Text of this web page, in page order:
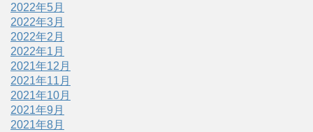
2022年5月
2022年3月
2022年2月
2022年1月
2021年12月
2021年11月
2021年10月
2021年9月
2021年8月